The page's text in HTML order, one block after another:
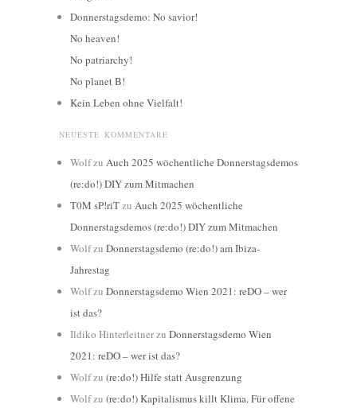
Donnerstagsdemo: No savior!
No heaven!
No patriarchy!
No planet B!
Kein Leben ohne Vielfalt!
NEUESTE KOMMENTARE
Wolfzu Auch 2025 wöchentliche Donnerstagsdemos
(re:do!) DIY zum Mitmachen
T0M sP!riTzu Auch 2025 wöchentliche
Donnerstagsdemos (re:do!) DIY zum Mitmachen
Wolfzu Donnerstagsdemo (re:do!) am Ibiza-
Jahrestag
Wolfzu Donnerstagsdemo Wien 2021: reDO – wer
ist das?
Ildiko Hinterleitnerzu Donnerstagsdemo Wien
2021: reDO – wer ist das?
Wolfzu (re:do!) Hilfe statt Ausgrenzung
Wolfzu (re:do!) Kapitalismus killt Klima. Für offene